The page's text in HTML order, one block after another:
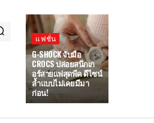
แฟชั่น
G-SHOCK จับมือ
CROCS ปล่อยสนีกเก
อร์สายแฟสุดพีค ดีไซน์
ล้ำแบบไม่เคยมีมา
ก่อน!